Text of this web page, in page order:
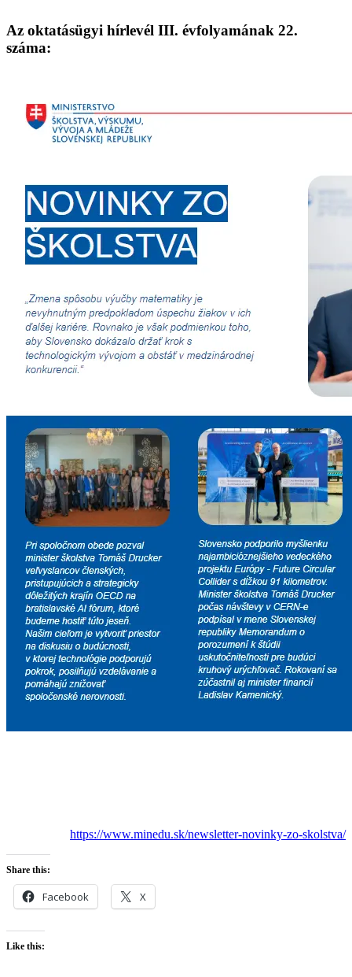
Az oktatásügyi hírlevél III. évfolyamának 22.
száma:
https://www.minedu.sk/newsletter-novinky-zo-skolstva/
Share this:
Facebook X
Like this: